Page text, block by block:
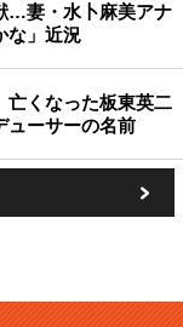
…妻・水卜麻美アナ
な」近況
亡くなった板東英二
ューサーの名前